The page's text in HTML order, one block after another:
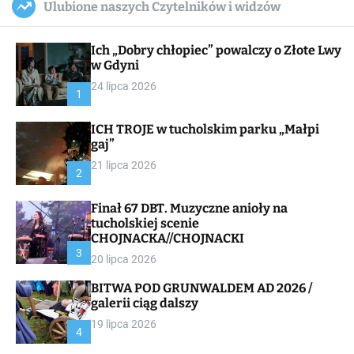
c
a
a
s
W
i
e
l
c
Ulubione naszych Czytelników i widzów
1
Ich „Dobry chłopiec” powalczy o Złote Lwy
w Gdyni
24 lipca 2026
2
ICH TROJE w tucholskim parku „Małpi
gaj”
21 lipca 2026
3
Finał 67 DBT. Muzyczne anioły na
tucholskiej scenie
CHOJNACKA//CHOJNACKI
20 lipca 2026
4
BITWA POD GRUNWALDEM AD 2026 /
galerii ciąg dalszy
19 lipca 2026